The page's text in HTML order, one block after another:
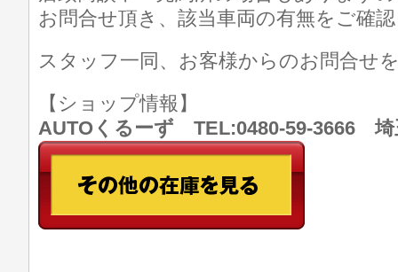
お問合せ頂き、該当車両の有無をご確
スタッフ一同、お客様からのお問合せ
【ショップ情報】
AUTOくるーず TEL:0480-59-3666 埼